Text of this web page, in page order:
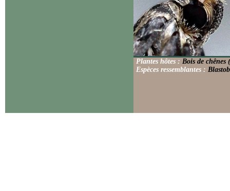
Plantes hôtes : Bois de
Espèces ressemblantes :